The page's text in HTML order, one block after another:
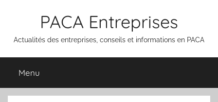
PACA Entreprises
Actualités des entreprises, conseils et informations en PACA
Menu